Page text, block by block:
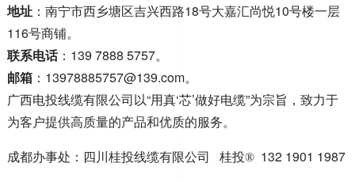
地址：南宁市西乡塘区吉兴西路18号大嘉汇尚悦10号楼一层
116号商铺。
联系电话：139 7888 5757。
邮箱： 13978885757@139.com。
广西电投线缆有限公司以“用真‘芯’做好电缆”为宗旨，致力于
为客户提供高质量的产品和优质的服务。
成都办事处：四川桂投线缆有限公司 桂投®132 1901 1987